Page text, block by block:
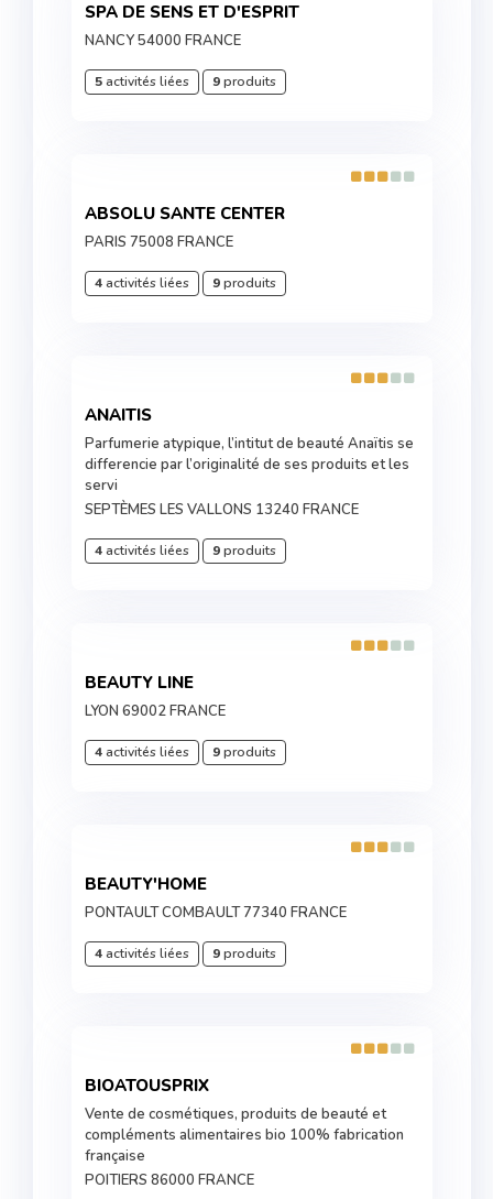
SPA DE SENS ET D'ESPRIT
NANCY 54000 FRANCE
5activités liées 9produits
ABSOLU SANTE CENTER
PARIS 75008 FRANCE
4activités liées 9produits
ANAITIS
Parfumerie atypique, l’intitut de beauté Anaïtis se
differencie par l’originalité de ses produits et les
servi
SEPTÈMES LES VALLONS 13240 FRANCE
4activités liées 9produits
BEAUTY LINE
LYON 69002 FRANCE
4activités liées 9produits
BEAUTY'HOME
PONTAULT COMBAULT 77340 FRANCE
4activités liées 9produits
BIOATOUSPRIX
Vente de cosmétiques, produits de beauté et
compléments alimentaires bio 100% fabrication
française
POITIERS 86000 FRANCE